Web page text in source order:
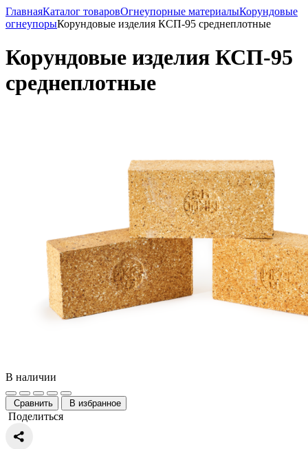
ГлавнаяКаталог товаровОгнеупорные материалыКорундовые
огнеупорыКорундовые изделия КСП-95 среднеплотные
Корундовые изделия КСП-95
среднеплотные
В наличии
Сравнить В избранное
Поделиться